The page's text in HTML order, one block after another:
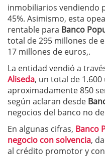
inmobiliarios vendiendo
45%. Asimismo, esta
rentable para Banco
total de 295 millones de
17 millones de euros,.
La entidad vendió a
Aliseda, un total de
aproximadamente 850
según aclaran desde
negocios del banco no
En algunas cifras, Banco
negocio con solvencia,
al crédito promotor y